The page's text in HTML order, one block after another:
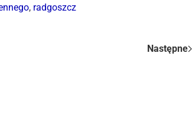
, radgoszcz
Następne